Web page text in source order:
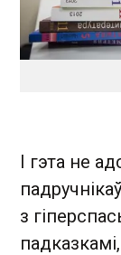
І гэта не
з